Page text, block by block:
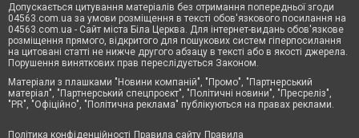
Допускається цитування матеріалів без отримання попередньої згоди
04563.com.ua за умови розміщення в тексті обов'язкового посилання на
04563.com.ua - Сайт міста Біла Церква. Для інтернет-видань обов'язкове
розміщення прямого, відкритого для пошукових систем гіперпосилання
на цитовані статті не нижче другого абзацу в тексті або в якості джерела.
Порушення виняткових прав переслідується Законом.
Матеріали з плашками "Новини компаній", "Промо", "Партнерський
матеріал", "Партнерський спецпроєкт", "Політичні новини", "Пресреліз",
"PR", "Офіційно", "Політична реклама" публікуються на правах реклами.
Політика конфіденційності Правила сайту Правила